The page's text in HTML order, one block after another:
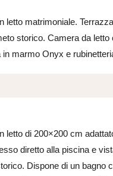
letto matrimoniale.
storico. Camera da letto
marmo Onyx e
letto di 200×200 cm
diretto alla piscina e
Dispone di un bagno